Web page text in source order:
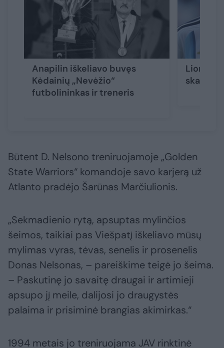
Anapilin iškeliavo buvęs
Kėdainių „Nevėžio“
futbolininkas ir treneris
Lionelio
skaudi
Būtent D. Nelsono treniruojamoje „Golden
State Warriors“ komandoje savo karjerą už
Atlanto pradėjo Šarūnas Marčiulionis.
„Sekmadienio rytą, apsuptas mylinčios
šeimos, taikiai pas Viešpatį iškeliavo mūsų
mylimas vyras, tėvas, senelis ir prosenelis
Donas Nelsonas, – pareiškime teigė jo šeima.
– Paskutinę jo savaitę draugai ir artimieji
apsupo jį meile, dalijosi jo draugystės
palaima ir prisiminė brangias akimirkas.“
1994 metais jo treniruojama JAV rinktinė